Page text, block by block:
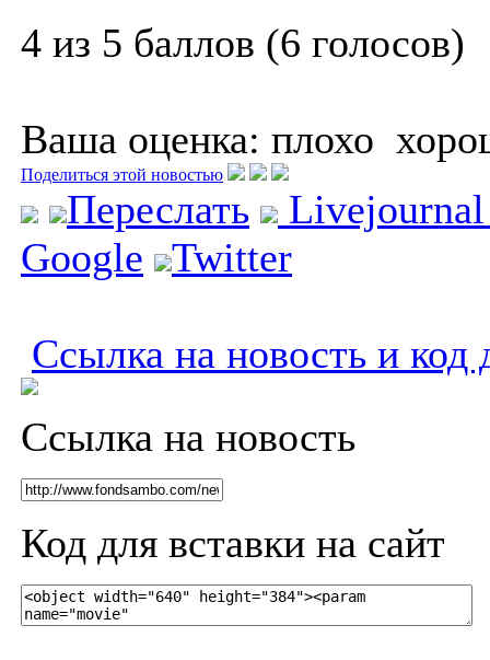
4 из 5 баллов (6 голосов)
Ваша оценка: плохо
Поделиться этой новостью
Переслать
Google
Twitter
Ссылка на новость и код
Ссылка на новость
Код для вставки на сайт